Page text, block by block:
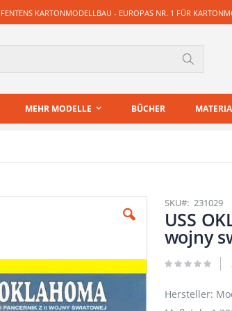
KARTONMODELLBAU - EUROPAS NR. 1 FÜR
MEHR MODELLE BÜCHER
SKU 231029
USS
wojny
Hersteller: